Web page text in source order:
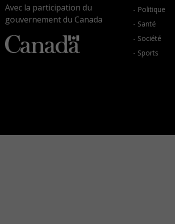
Avec la participation du
gouvernement du Canada
- Politique
- Santé
- Société
- Sports